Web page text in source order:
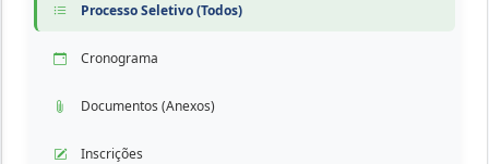
Processo Seletivo (Todos)
Cronograma
Documentos (Anexos)
Inscrições